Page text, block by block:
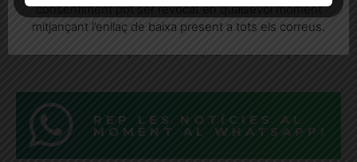
dues
Salut fa una crida a reforçar la protecció de les persones més
vulnerables abans que s’intensifiquin els virus respiratoris
REP LES NOTÍCIES AL
MOMENT AL WHATSAPP!
consentiment pot ser revocat en qualsevol moment
mitjançant l’enllaç de baixa present a tots els correus.